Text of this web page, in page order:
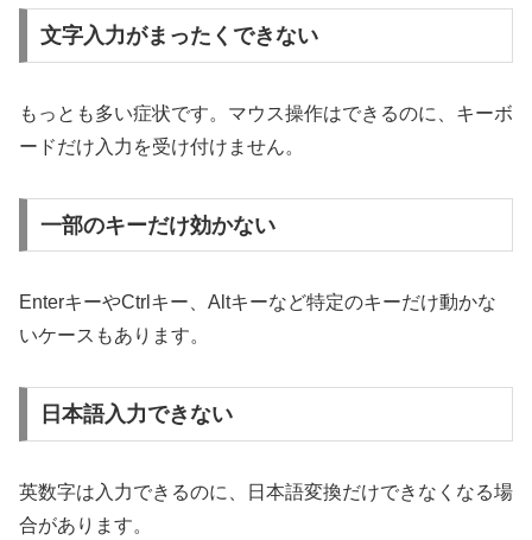
文字入力がまったくできない
もっとも多い症状です。マウス操作はできるのに、キーボ
ードだけ入力を受け付けません。
一部のキーだけ効かない
EnterキーやCtrlキー、Altキーなど特定のキーだけ動かな
いケースもあります。
日本語入力できない
英数字は入力できるのに、日本語変換だけできなくなる場
合があります。